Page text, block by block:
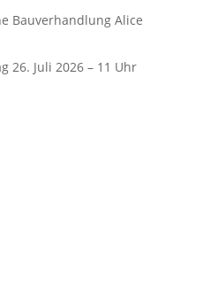
Bauverhandlung Alice
26. Juli 2026 – 11 Uhr